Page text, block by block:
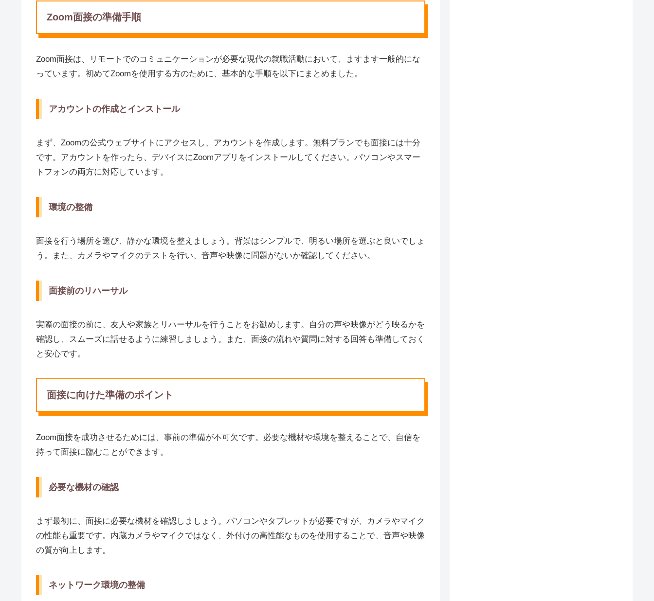
Zoom面接の準備手順
Zoom面接は、リモートでのコミュニケーションが必要な現代の就職活動において、ますます一般的にな
っています。初めてZoomを使用する方のために、基本的な手順を以下にまとめました。
アカウントの作成とインストール
まず、Zoomの公式ウェブサイトにアクセスし、アカウントを作成します。無料プランでも面接には十分
です。アカウントを作ったら、デバイスにZoomアプリをインストールしてください。パソコンやスマー
トフォンの両方に対応しています。
環境の整備
面接を行う場所を選び、静かな環境を整えましょう。背景はシンプルで、明るい場所を選ぶと良いでしょ
う。また、カメラやマイクのテストを行い、音声や映像に問題がないか確認してください。
面接前のリハーサル
実際の面接の前に、友人や家族とリハーサルを行うことをお勧めします。自分の声や映像がどう映るかを
確認し、スムーズに話せるように練習しましょう。また、面接の流れや質問に対する回答も準備しておく
と安心です。
面接に向けた準備のポイント
Zoom面接を成功させるためには、事前の準備が不可欠です。必要な機材や環境を整えることで、自信を
持って面接に臨むことができます。
必要な機材の確認
まず最初に、面接に必要な機材を確認しましょう。パソコンやタブレットが必要ですが、カメラやマイク
の性能も重要です。内蔵カメラやマイクではなく、外付けの高性能なものを使用することで、音声や映像
の質が向上します。
ネットワーク環境の整備